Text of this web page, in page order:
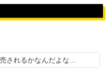
されるかなんだよな…